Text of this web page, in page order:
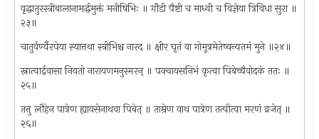
वृद्धातुरस्त्रीबालानामर्द्धमुक्तं मनीषिभिः ॥ गौडी पैष्टी च माध्वी च विज्ञेया त्रिविधा सुरा ॥
२३॥
चातुर्वर्ण्यैरपेया स्यात्तथा स्त्रीभिश्च नारद ॥ क्षीर घृतं वा गोमूत्रमेतेष्वन्यतमं मुने ॥२४॥
स्नात्वार्द्रवासा नियतो नारायणमनुस्मरन् ॥ पक्वायसनिभं कृत्वा पिबेच्चैवोदकं ततः ॥
२५॥
तत्तु लौहेन पात्रेण ह्यायसेनाथवा पिबेत् ॥ ताम्रेण वाथ पात्रेण तत्पीत्वा मरणं व्रजेत् ॥
२६॥